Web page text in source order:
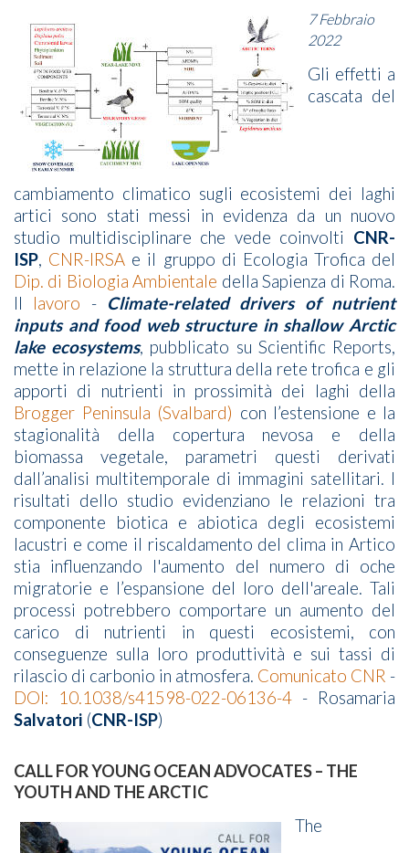
7 Febbraio
2022
Gli effetti a
cascata del
cambiamento climatico sugli ecosistemi dei laghi
artici sono stati messi in evidenza da un nuovo
studio multidisciplinare che vede coinvolti CNR-
ISP, CNR-IRSA e il gruppo di Ecologia Trofica del
Dip. di Biologia Ambientale della Sapienza di Roma.
Il lavoro - Climate-related drivers of nutrient
inputs and food web structure in shallow Arctic
lake ecosystems, pubblicato su Scientific Reports,
mette in relazione la struttura della rete trofica e gli
apporti di nutrienti in prossimità dei laghi della
Brogger Peninsula (Svalbard) con l’estensione e la
stagionalità della copertura nevosa e della
biomassa vegetale, parametri questi derivati
dall’analisi multitemporale di immagini satellitari. I
risultati dello studio evidenziano le relazioni tra
componente biotica e abiotica degli ecosistemi
lacustri e come il riscaldamento del clima in Artico
stia influenzando l'aumento del numero di oche
migratorie e l’espansione del loro dell'areale. Tali
processi potrebbero comportare un aumento del
carico di nutrienti in questi ecosistemi, con
conseguenze sulla loro produttività e sui tassi di
rilascio di carbonio in atmosfera. Comunicato CNR -
DOI: 10.1038/s41598-022-06136-4 - Rosamaria
Salvatori (CNR-ISP)
CALL FOR YOUNG OCEAN ADVOCATES – THE
YOUTH AND THE ARCTIC
The